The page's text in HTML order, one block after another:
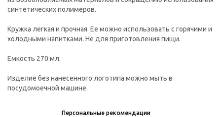
синтетических полимеров.
Кружка легкая и прочная. Ее можно использовать с горячими и
холодными напитками. Не для приготовления пищи.
Емкость 270 мл.
Изделие без нанесенного логотипа можно мыть в
посудомоечной машине.
Персональные рекомендации